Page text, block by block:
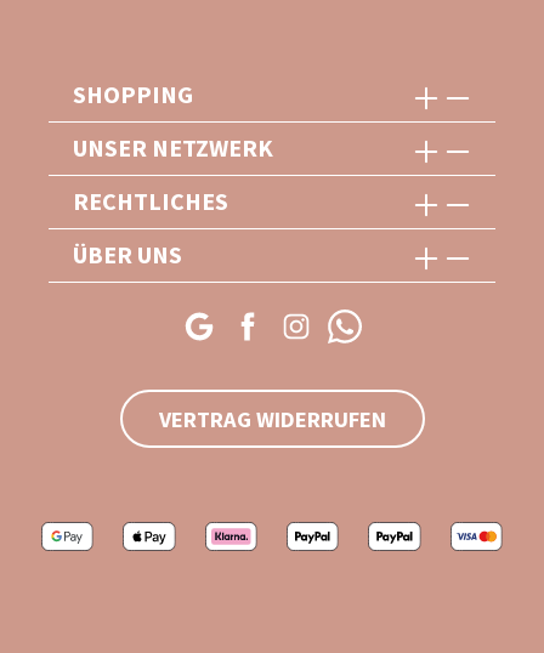
SHOPPING
UNSER NETZWERK
RECHTLICHES
ÜBER UNS
VERTRAG WIDERRUFEN